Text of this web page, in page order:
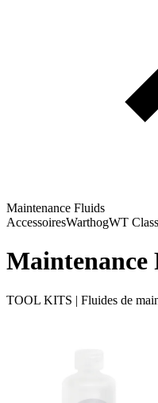
Maintenance Fluids
AccessoiresWarthogWT
Maintenance
TOOL KITS | Fluides de